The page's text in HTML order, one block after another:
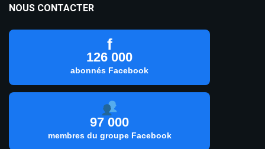
NOUS CONTACTER
f
126 000
abonnés Facebook
97 000
membres du groupe Facebook